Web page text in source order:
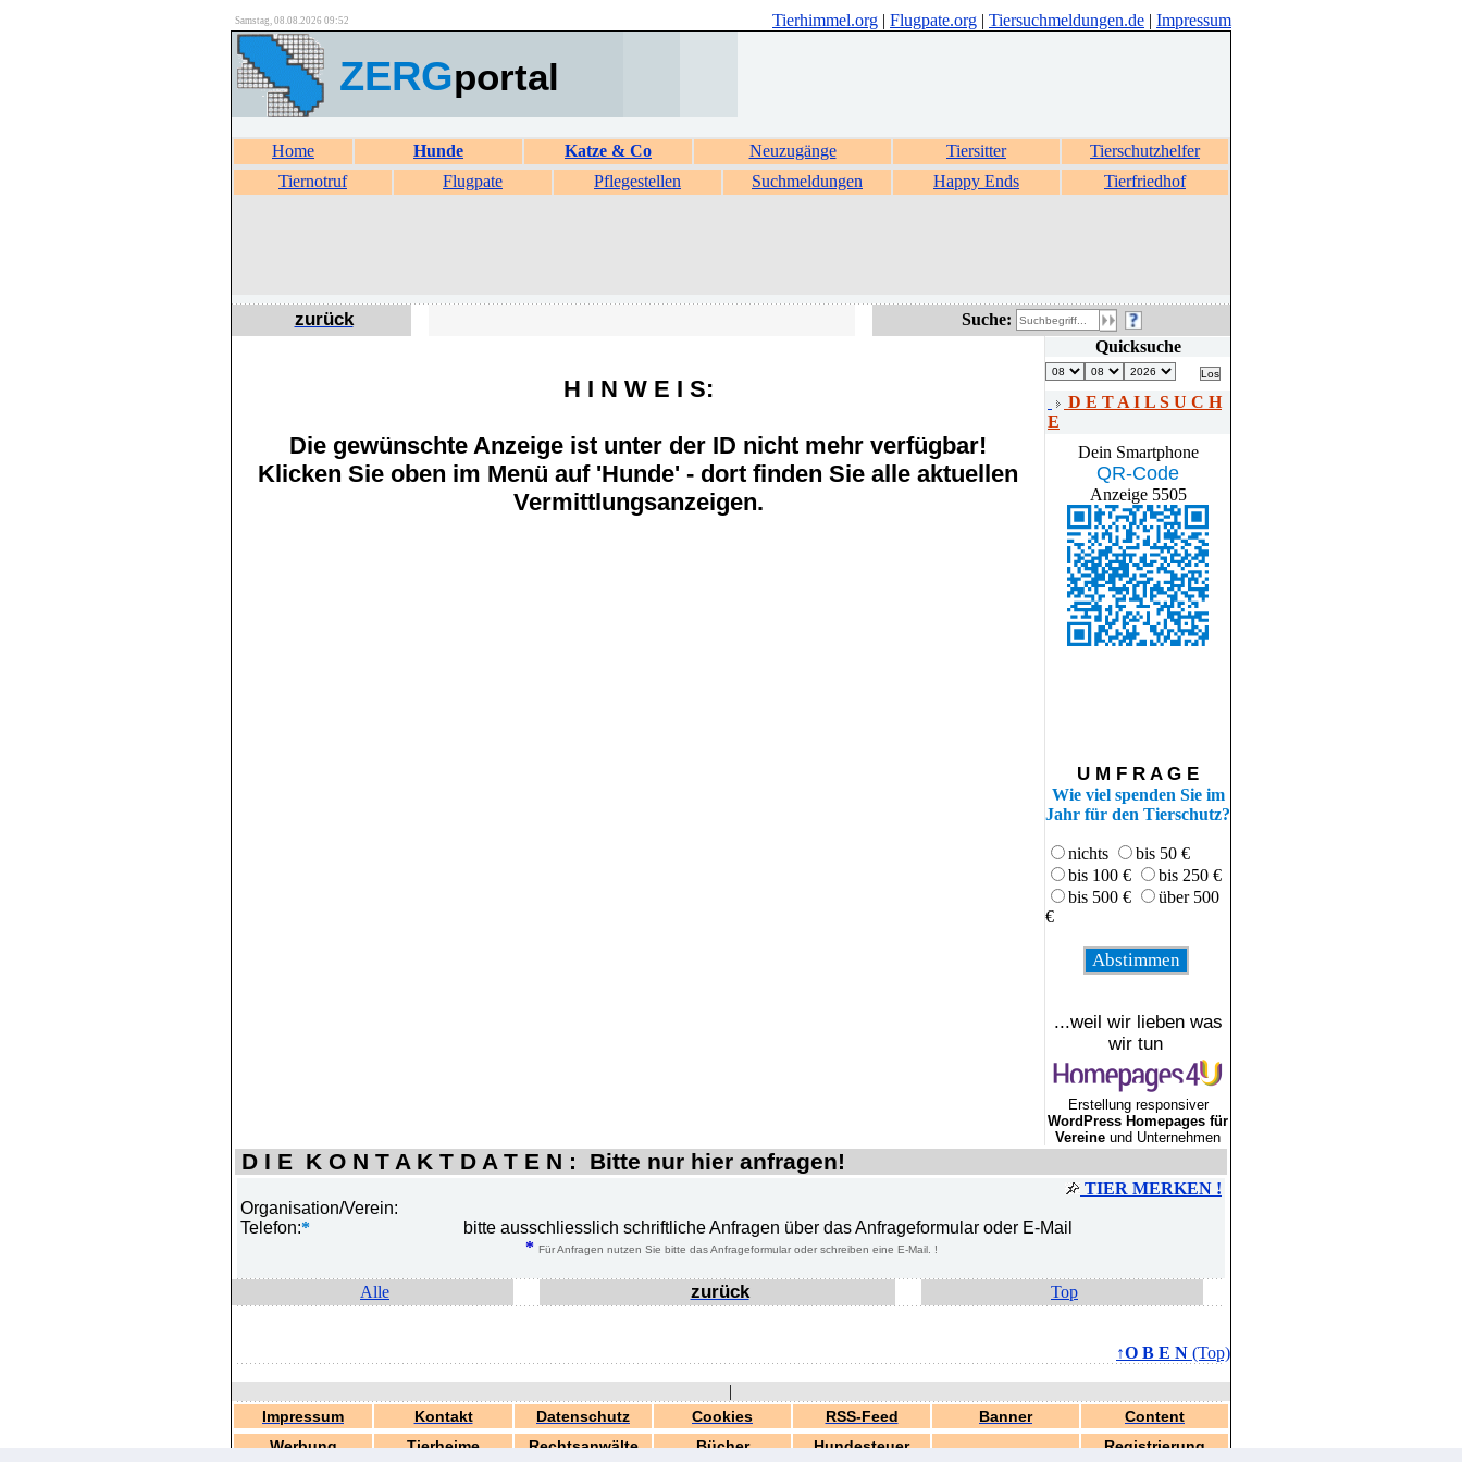
Samstag, 08.08.2026 09:52 Tierhimmel.org | Flugpate.org | Tiersuchmeldungen.de | Impressum
ZERGportal
Home Hunde Katze & Co Neuzugänge Tiersitter
Tierschutzhelfer
Tiernotruf
Flugpate Pflegestellen Suchmeldungen Happy Ends Tierfriedhof
zurück Suche:
H I N W E I S:
Die gewünschte Anzeige ist unter der ID nicht mehr verfügbar!
Klicken Sie oben im Menü auf 'Hunde' - dort finden Sie alle aktuellen
Vermittlungsanzeigen.
Quicksuche
D E T A I L S U C H
E
Dein Smartphone
QR-Code
Anzeige 5505
U M F R A G E
Wie viel spenden Sie im
Jahr für den Tierschutz?
nichts
bis 50 €
bis 100 €
bis 250 €
bis 500 €
über 500
€
...weil wir lieben was
wir tun
Erstellung responsiver
WordPress Homepages für
Vereine und Unternehmen
D I E K O N T A K T D A T E N : Bitte nur hier anfragen!
TIER MERKEN !
Organisation/Verein:
Telefon:*
bitte ausschliesslich schriftliche Anfragen über das Anfrageformular oder E-Mail
* Für Anfragen nutzen Sie bitte das Anfrageformular oder schreiben eine E-Mail. !
Alle zurück Top
↑O B E N (Top)
|
Impressum Kontakt Datenschutz Cookies RSS-Feed Banner
Content
Werbung
Tierheime Rechtsanwälte Bücher Hundesteuer Registrierung